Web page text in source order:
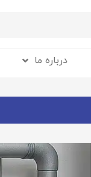
درباره ما